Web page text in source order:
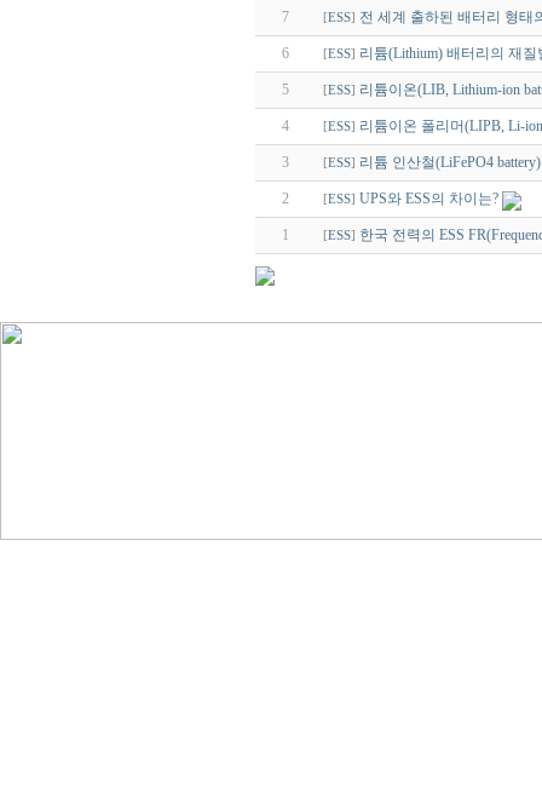
7 [ESS] 전 세계 출하된 배터리 형태
6 [ESS] 리튬(Lithium) 배터리의 재질
5 [ESS] 리튬이온(LIB, Lithium-ion
4 [ESS] 리튬이온 폴리머(LIPB, Li-
3 [ESS] 리튬 인산철(LiFePO4
2 [ESS] UPS와 ESS의 차이는?
1 [ESS] 한국 전력의 ESS